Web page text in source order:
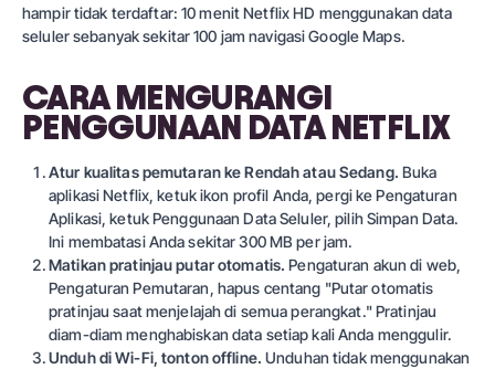
hampir tidak terdaftar: 10 menit Netflix HD menggunakan data
seluler sebanyak sekitar 100 jam navigasi Google Maps.
CARA MENGURANGI
PENGGUNAAN DATA NETFLIX
Atur kualitas pemutaran ke Rendah atau Sedang. Buka
aplikasi Netflix, ketuk ikon profil Anda, pergi ke Pengaturan
Aplikasi, ketuk Penggunaan Data Seluler, pilih Simpan Data.
Ini membatasi Anda sekitar 300 MB per jam.
Matikan pratinjau putar otomatis. Pengaturan akun di web,
Pengaturan Pemutaran, hapus centang "Putar otomatis
pratinjau saat menjelajah di semua perangkat." Pratinjau
diam-diam menghabiskan data setiap kali Anda menggulir.
Unduh di Wi-Fi, tonton offline. Unduhan tidak menggunakan